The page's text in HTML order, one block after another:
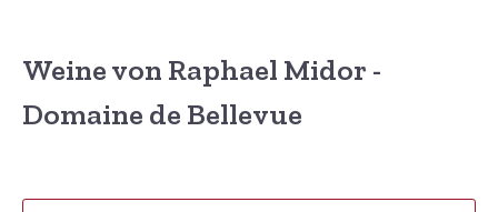
Weine von Raphael Midor -
Domaine de Bellevue